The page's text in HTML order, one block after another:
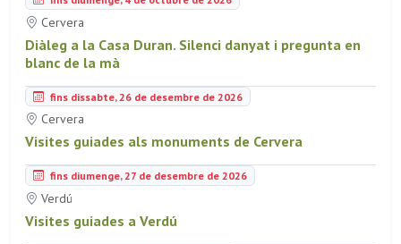
Cervera
Diàleg a la Casa Duran. Silenci danyat i pregunta en
blanc de la mà
fins dissabte, 26 de desembre de 2026
Cervera
Visites guiades als monuments de Cervera
fins diumenge, 27 de desembre de 2026
Verdú
Visites guiades a Verdú